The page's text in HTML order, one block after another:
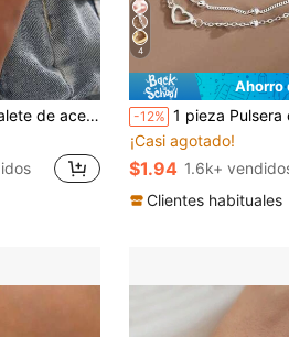
para uso diario, regalo para el Día de San Valentín, Día de la Madre
4
Ahorro
-12% 1 pieza Pulsera de cadena de perlas de doble capa con corazón, pulsera de amistad femenina y dulce, regalo
¡Casi agotado!
$1.94 1.6k+
Clientes habituales